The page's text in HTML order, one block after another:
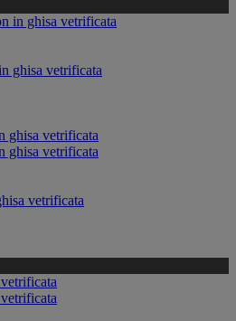
ghisa vetrificata
vetrificata